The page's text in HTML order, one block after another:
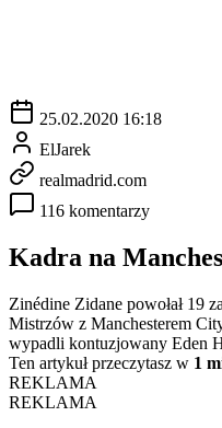
25.02.2020 16:18
ElJarek
realmadrid.com
116 komentarzy
Kadra na
Zinédine Zidane powołał 19
Mistrzów z Manchesterem
wypadli kontuzjowany Eden
Ten artykuł przeczytasz w 1
REKLAMA
REKLAMA